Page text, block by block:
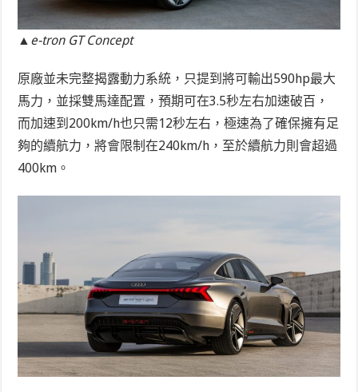
▲e-tron GT Concept
原廠並未完整揭露動力系統，只提到將可輸出590hp最大
馬力，並採雙馬達配置，預期可在3.5秒左右加速破百，
而加速到200km/h也只需12秒左右，極速為了確保擁有足
夠的續航力，將會限制在240km/h，至於續航力則會超過
400km。